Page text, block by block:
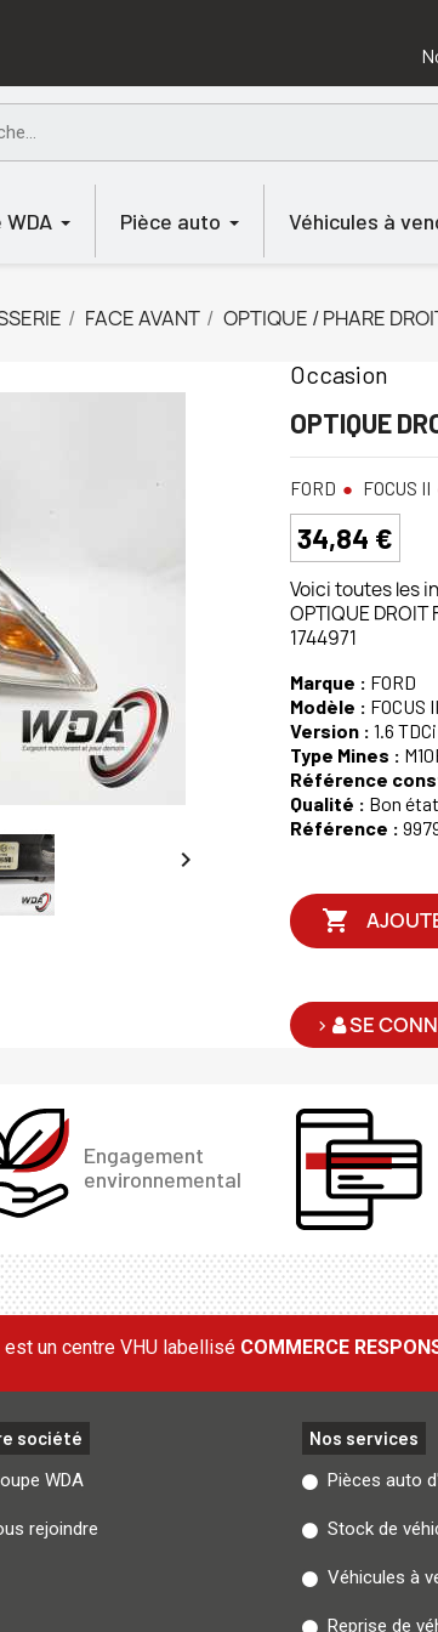
WDA Pièce auto Véhicules à
FACE AVANT OPTIQUE / PHARE

Occasion
OPTIQUE
FORD FOCUS II
34,84 €
Voici toutes les
OPTIQUE
1744971
Marque : FORD
Modèle : FOCUS II
Version : 1.6
Type Mines :
Référence
Qualité : Bon état
Référence :

> SE
Engagement
environnemental
est un centre VHU labellisé COMMERCE
société
WDA
rejoindre
Nos services
Pièces auto
Stock de
Véhicules à
Reprise de